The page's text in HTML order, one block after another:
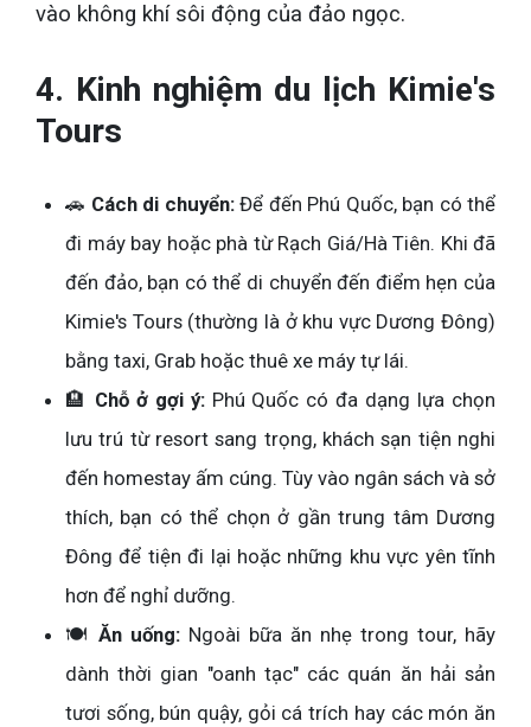
vào không khí sôi động của đảo ngọc.
4. Kinh nghiệm du lịch Kimie's
Tours
🚗 Cách di chuyển:Để đến Phú Quốc, bạn có thể
đi máy bay hoặc phà từ Rạch Giá/Hà Tiên. Khi đã
đến đảo, bạn có thể di chuyển đến điểm hẹn của
Kimie's Tours (thường là ở khu vực Dương Đông)
bằng taxi, Grab hoặc thuê xe máy tự lái.
🏨 Chỗ ở gợi ý:Phú Quốc có đa dạng lựa chọn
lưu trú từ resort sang trọng, khách sạn tiện nghi
đến homestay ấm cúng. Tùy vào ngân sách và sở
thích, bạn có thể chọn ở gần trung tâm Dương
Đông để tiện đi lại hoặc những khu vực yên tĩnh
hơn để nghỉ dưỡng.
🍽️ Ăn uống: Ngoài bữa ăn nhẹ trong tour, hãy
dành thời gian "oanh tạc" các quán ăn hải sản
tươi sống, bún quậy, gỏi cá trích hay các món ăn